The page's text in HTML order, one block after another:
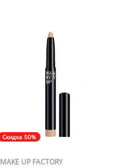
Скидка 50%
MAKE UP FACTORY